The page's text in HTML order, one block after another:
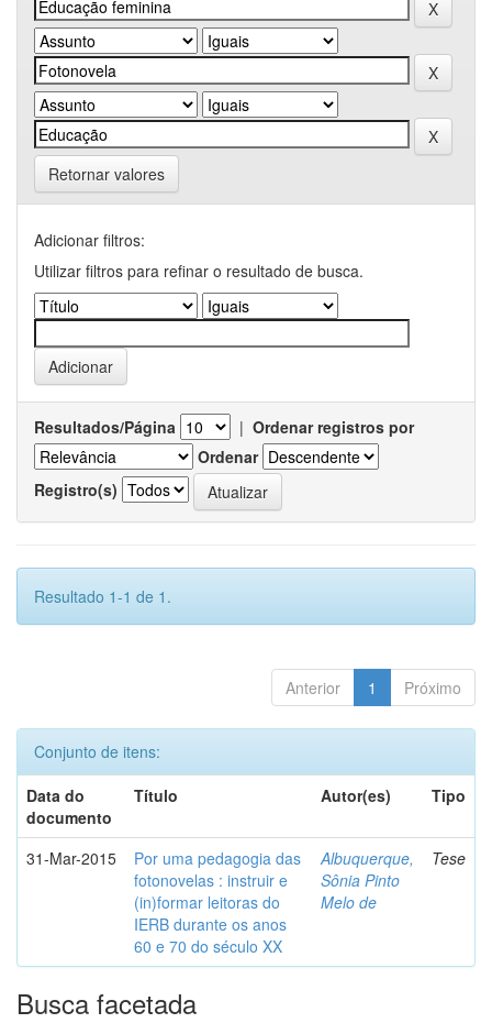
Retornar valores
Adicionar filtros:
Utilizar filtros para refinar o resultado de busca.
Resultados/Página | Ordenar registros por
Ordenar
Registro(s)
Resultado 1-1 de 1.
Anterior 1 Próximo
Conjunto de itens:
Data do
documento
Título Autor(es) Tipo
31-Mar-2015
Por uma pedagogia das
fotonovelas : instruir e
(in)formar leitoras do
IERB durante os anos
60 e 70 do século XX
Albuquerque,
Sônia Pinto
Melo de
Tese
Busca facetada